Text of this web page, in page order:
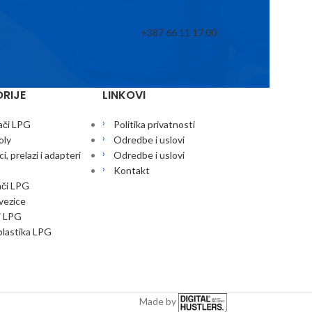
+387 66 11 17 00
LPG
prelazi i adapteri
LPG
LPG
LPG
LINKOVI
Politika privatnosti
Odredbe i uslovi
Odredbe i uslovi
Kontakt
Made by